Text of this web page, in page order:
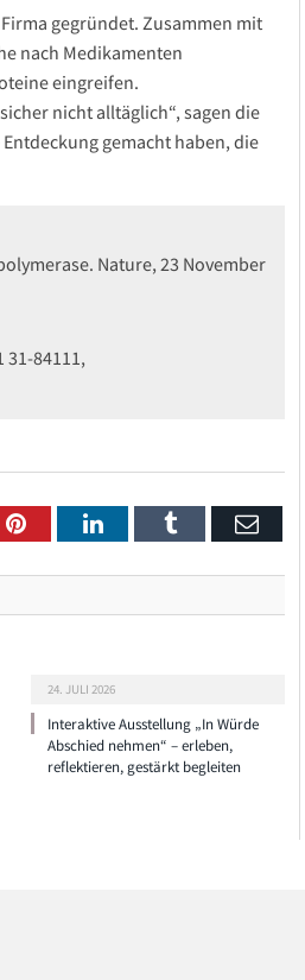
gegründet. Zusammen mit
nach Medikamenten
eingreifen.
nicht alltäglich“, sagen die
gemacht haben, die
Nature, 23 November
31-84111,
PinterestLinkedInTumblr Email
24. JULI 2026
Interaktive Ausstellung „In Würde
Abschied nehmen“ – erleben,
reflektieren, gestärkt begleiten